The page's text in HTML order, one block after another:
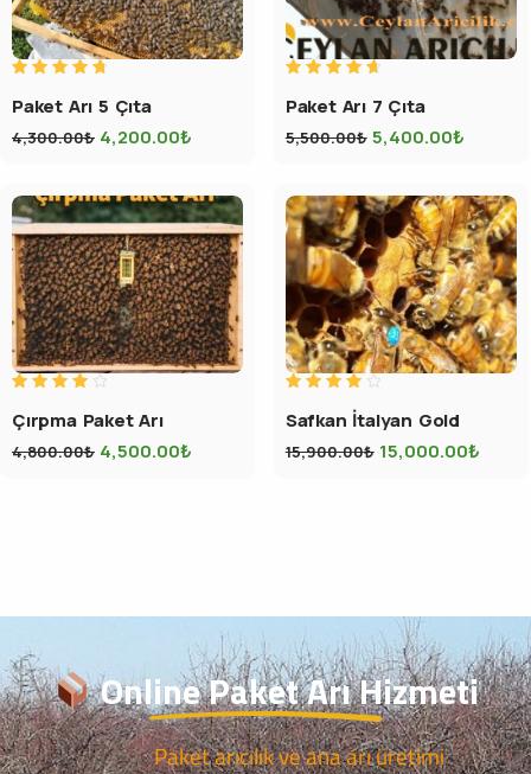
üzerinden
4.88
oy aldı
Paket Arı 5 Çıta
4,300.00₺ 4,200.00₺
üzerinden
4.82
oy aldı
Paket Arı 7 Çıta
5,500.00₺ 5,400.00₺
üzerinden
4.13
oy aldı
Çırpma Paket Arı
4,800.00₺ 4,500.00₺
üzerinden
4.00
oy
aldı
Safkan İtalyan Gold
15,900.00₺ 15,000.00₺
Online Paket Arı Hizmeti
Paket arıcılık ve ana arı üretimi